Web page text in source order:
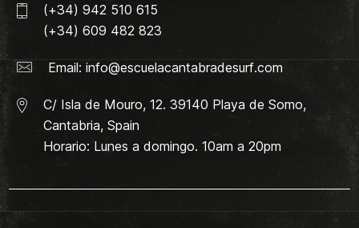
(+34) 942 510 615
(+34) 609 482 823
Email: info@escuelacantabradesurf.com
C/ Isla de Mouro, 12. 39140 Playa de Somo,
Cantabria, Spain
Horario: Lunes a domingo. 10am a 20pm